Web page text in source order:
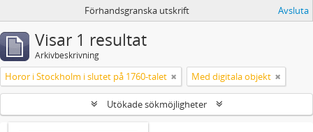
Förhandsgranska utskrift Avsluta
Visar 1 resultat
Arkivbeskrivning
Horor i Stockholm i slutet på 1760-talet Med digitala objekt
Utökade sökmöjligheter